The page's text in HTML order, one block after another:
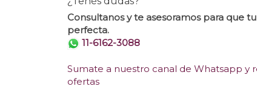
Consultanos y te asesoramos para que
perfecta.
11-6162-3088
Sumate a nuestro canal de Whatsapp y
ofertas